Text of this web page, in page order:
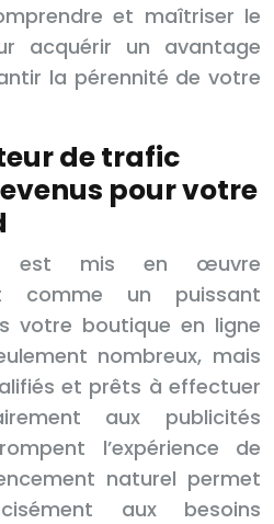
et maîtriser le
acquérir un avantage
la pérennité de votre
de trafic
pour votre
est mis en œuvre
comme un puissant
votre boutique en ligne
nombreux, mais
et prêts à effectuer
aux publicités
l’expérience de
naturel permet
aux besoins